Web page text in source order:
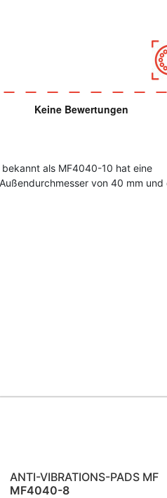
als MF4040-10 hat eine
von 40 mm und
ANTI-VIBRATIONS-PADS MF
MF4040-8